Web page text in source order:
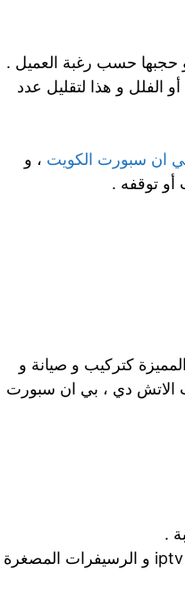
حجبها حسب رغبة العميل .
الفلل و هذا لتقليل عدد
ان سبورت الكويت ، و
توقفه .
كتركيب و صيانة و
الاتش دي ، بي ان سبورت
.
صيانة و إصلاح و تركيب جميع أنواع رسيفرات الاتش دي ، واي فاي iptv و الرسيفرات المصغرة